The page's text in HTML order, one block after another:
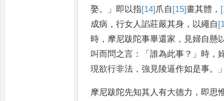
娶。」 即以指[14] 爪 自 [15]畫其體 ，
成病 ，行女人諂莊嚴其身 ， 以繩自
時 ， 摩尼跋陀事畢還家 ， 見婦自懸
叫而問之言 ：「誰為此事 ？」 時 ，
現欲行非法 ，強見陵逼作如是事。
摩尼跋陀先知其人有大德力 ， 即思